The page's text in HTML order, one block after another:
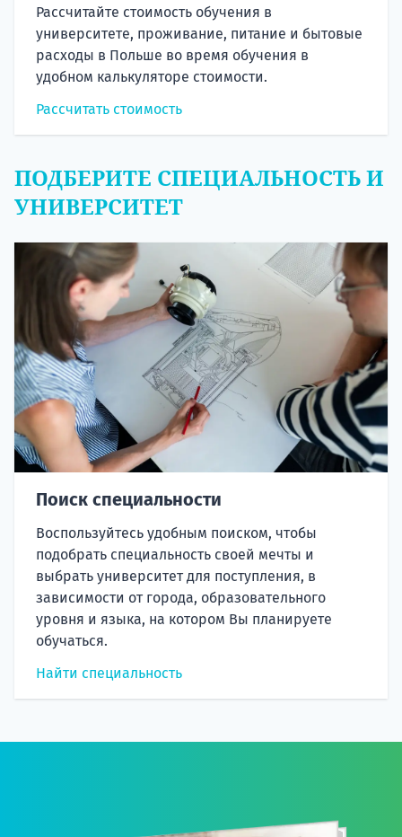
Рассчитайте стоимость обучения в
университете, проживание, питание и бытовые
расходы в Польше во время обучения в
удобном калькуляторе стоимости.
Рассчитать стоимость
ПОДБЕРИТЕ СПЕЦИАЛЬНОСТЬ И
УНИВЕРСИТЕТ
Поиск специальности
Воспользуйтесь удобным поиском, чтобы
подобрать специальность своей мечты и
выбрать университет для поступления, в
зависимости от города, образовательного
уровня и языка, на котором Вы планируете
обучаться.
Найти специальность